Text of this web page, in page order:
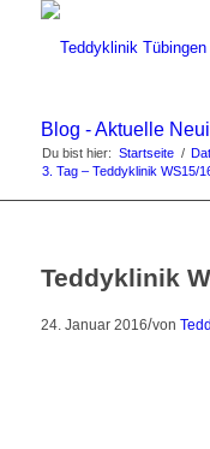
Blog - Aktuelle
Du bist hier: Startseite /
3. Tag – Teddyklinik WS15/
Teddyklinik
24. Januar 2016/von